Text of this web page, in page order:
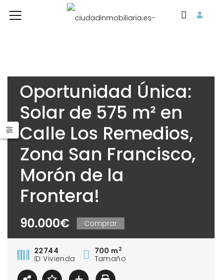
Oportunidad Única:
Solar de 575 m² en
Calle Los Remedios,
Zona San Francisco,
Morón de la
Frontera!
90.000€ Comprar
22744
ID Vivienda
700 m 2
Tamaño